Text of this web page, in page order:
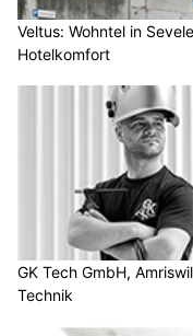
Veltus: Wohntel in
Hotelkomfort
GK Tech GmbH,
Technik